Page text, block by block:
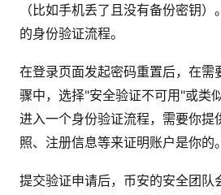
（比如手机丢了且没有备份密钥
的身份验证流程。
在登录页面发起密码重置后，在需
骤中，选择"安全验证不可用"或类
进入一个身份验证流程，需要你提
照、注册信息等来证明账户是你的。
提交验证申请后，币安的安全团队